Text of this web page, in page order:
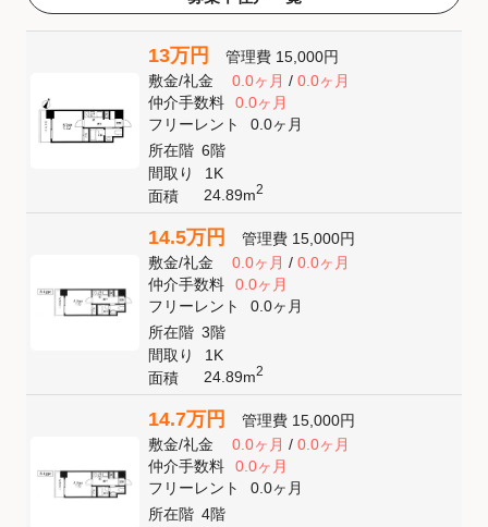
13万円 管理費 15,000円
敷金/礼金 0.0ヶ月/ 0.0ヶ月
仲介手数料
0.0ヶ月
フリーレント
0.0ヶ月
所在階 6階
間取り
1K
面積
24.89m2
14.5万円 管理費 15,000円
敷金/礼金 0.0ヶ月/ 0.0ヶ月
仲介手数料
0.0ヶ月
フリーレント
0.0ヶ月
所在階 3階
間取り
1K
面積
24.89m2
14.7万円 管理費 15,000円
敷金/礼金 0.0ヶ月/ 0.0ヶ月
仲介手数料
0.0ヶ月
フリーレント
0.0ヶ月
所在階 4階